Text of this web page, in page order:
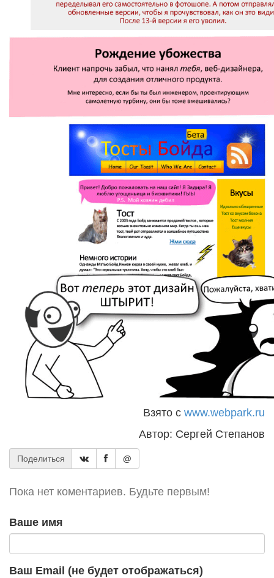
Взято с www.webpark.ru
Автор: Сергей Степанов
Поделиться @
Пока нет коментариев. Будьте первым!
Ваше имя
Ваш Email (не будет отображаться)